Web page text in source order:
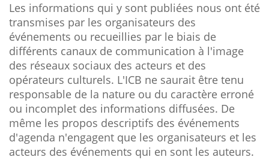
Les informations qui y sont publiées nous ont été
transmises par les organisateurs des
événements ou recueillies par le biais de
différents canaux de communication à l'image
des réseaux sociaux des acteurs et des
opérateurs culturels. L'ICB ne saurait être tenu
responsable de la nature ou du caractère erroné
ou incomplet des informations diffusées. De
même les propos descriptifs des événements
d'agenda n'engagent que les organisateurs et les
acteurs des événements qui en sont les auteurs.